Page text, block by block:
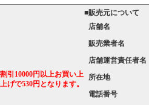
■販売元について
引10000円以上お買い上
げで530円となります。
店舗名
販売業者名
店舗運営責任者名
所在地
電話番号